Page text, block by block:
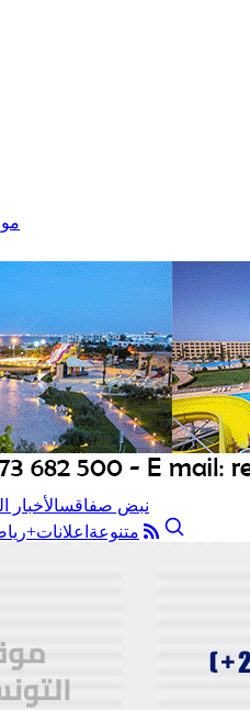
نبض صفاقسالأخبار
متنوعة اعلانات+